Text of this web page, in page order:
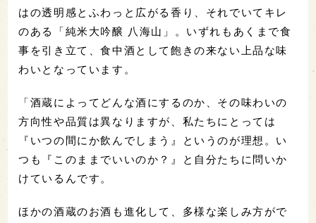
はの透明感とふわっと広がる香り、それでいてキレ
のある「純米大吟醸 八海山」。いずれもあくまで食
事を引き立て、食中酒として飽きの来ない上品な味
わいとなっています。
「酒蔵によってどんな酒にするのか、その味わいの
方向性や品質は異なりますが、私たちにとっては
『いつの間にか飲んでしまう』というのが理想。い
つも『このままでいいのか？』と自分たちに問いか
けているんです。
ほかの酒蔵のお酒も進化して、多様な楽しみ方がで